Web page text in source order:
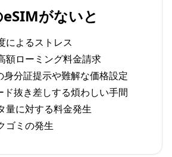
がないと
によるストレス
額ローミング料金請求
身分証提示や難解な価格設定
ド抜き差しする煩わしい手間
量に対する料金発生
ゴミの発生